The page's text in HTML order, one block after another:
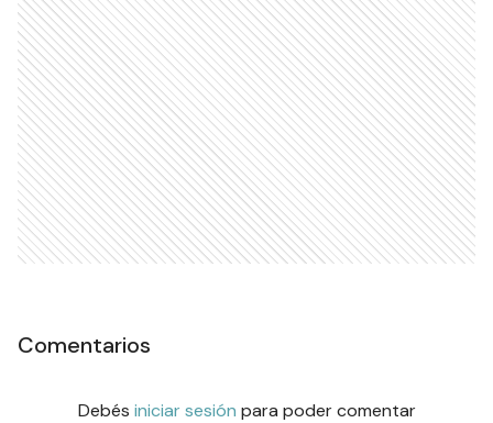
Comentarios
Debés iniciar sesión para poder comentar